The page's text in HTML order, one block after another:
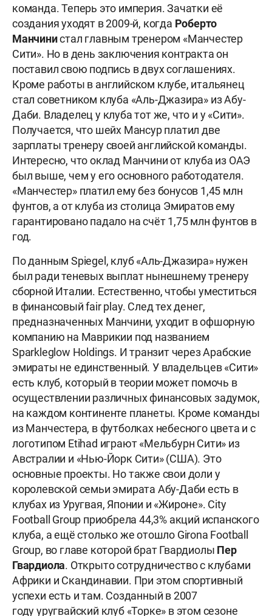
команда. Теперь это империя. Зачатки её
создания уходят в 2009-й, когда Роберто
Манчинистал главным тренером «Манчестер
Сити». Но в день заключения контракта он
поставил свою подпись в двух соглашениях.
Кроме работы в английском клубе, итальянец
стал советником клуба «Аль-Джазира» из Абу-
Даби. Владелец у клуба тот же, что и у «Сити».
Получается, что шейх Мансур платил две
зарплаты тренеру своей английской команды.
Интересно, что оклад Манчини от клуба из ОАЭ
был выше, чем у его основного работодателя.
«Манчестер» платил ему без бонусов 1,45 млн
фунтов, а от клуба из столица Эмиратов ему
гарантировано падало на счёт 1,75 млн фунтов в
год.
По данным Spiegel, клуб «Аль-Джазира» нужен
был ради теневых выплат нынешнему тренеру
сборной Италии. Естественно, чтобы уместиться
в финансовый fair play. След тех денег,
предназначенных Манчини, уходит в офшорную
компанию на Маврикии под названием
Sparkleglow Holdings. И транзит через Арабские
эмираты не единственный. У владельцев «Сити»
есть клуб, который в теории может помочь в
осуществлении различных финансовых задумок,
на каждом континенте планеты. Кроме команды
из Манчестера, в футболках небесного цвета и с
логотипом Etihad играют «Мельбурн Сити» из
Австралии и «Нью-Йорк Сити» (США). Это
основные проекты. Но также свои доли у
королевской семьи эмирата Абу-Даби есть в
клубах из Уругвая, Японии и «Жироне». City
Football Group приобрела 44,3% акций испанского
клуба, а ещё столько же отошло Girona Football
Group, во главе которой брат Гвардиолы Пер
Гвардиола. Открыто сотрудничество с клубами
Африки и Скандинавии. При этом спортивный
успехи есть и там. Созданный в 2007
году уругвайский клуб «Торке» в этом сезоне